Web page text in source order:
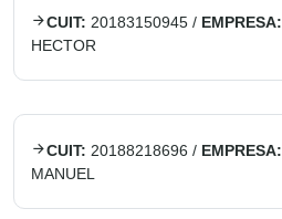
CUIT: 20183150945 / EMPRESA:
HECTOR
CUIT: 20188218696 / EMPRESA:
MANUEL